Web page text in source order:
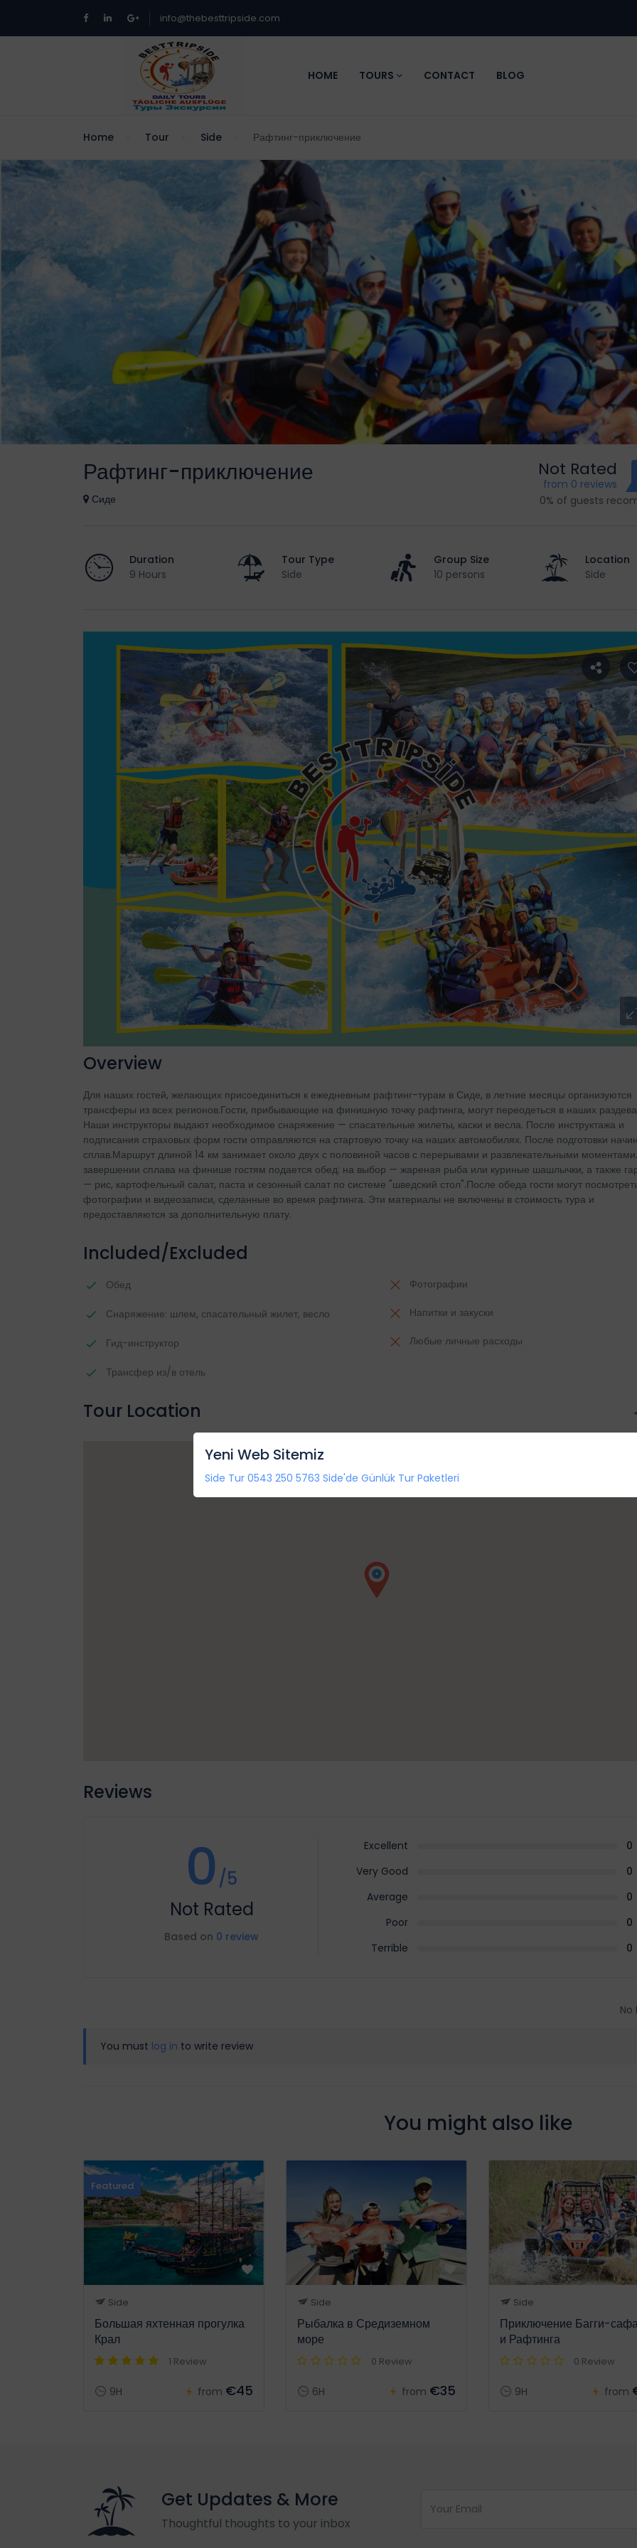
info@thebesttripside.com
HOME TOURS CONTACT BLOG
Home Tour Side Рафтинг-приключение
Рафтинг-приключение
Сиде
Not Rated
from 0 reviews
0% of guests
Duration
9 Hours
Tour Type
Side
Group Size
10 persons
Location
Side
Overview
Для наших гостей, желающих присоединиться к ежедневным рафтинг-турам в Сиде, в летние месяцы организуются
трансферы из всех регионов.Гости, прибывающие на финишную точку рафтинга, могут переодеться в наших
Наши инструкторы выдают необходимое снаряжение — спасательные жилеты, каски и весла. После инструктажа и
подписания страховых форм гости отправляются на стартовую точку на наших автомобилях. После подготовки
сплав.Маршрут длиной 14 км занимает около двух с половиной часов с перерывами и развлекательными
завершении сплава на финише гостям подается обед: на выбор — жареная рыба или куриные шашлычки, а также
— рис, картофельный салат, паста и сезонный салат по системе "шведский стол".После обеда гости могут
фотографии и видеозаписи, сделанные во время рафтинга. Эти материалы не включены в стоимость тура и
предоставляются за дополнительную плату.
Included/Excluded
Обед
Снаряжение: шлем, спасательный жилет, весло
Гид-инструктор
Трансфер из/в отель
Фотографии
Напитки и закуски
Любые личные расходы
Tour Location
Reviews
0 /5
Not Rated
Based on 0 review
Excellent
0
Very Good
0
Average
0
Poor
0
Terrible
0
No
You must log in to write review
You might also like
Featured
Side
Большая яхтенная прогулка
Крал
1 Review
9H from €45
Side
Рыбалка в Средиземном
море
0 Review
6H from €35
Side
Приключение Багги-
и Рафтинга
0 Review
9H from
Get Updates & More
Thoughtful thoughts to your inbox
Yeni Web Sitemiz
Side Tur 0543 250 5763 Side'de Günlük Tur Paketleri